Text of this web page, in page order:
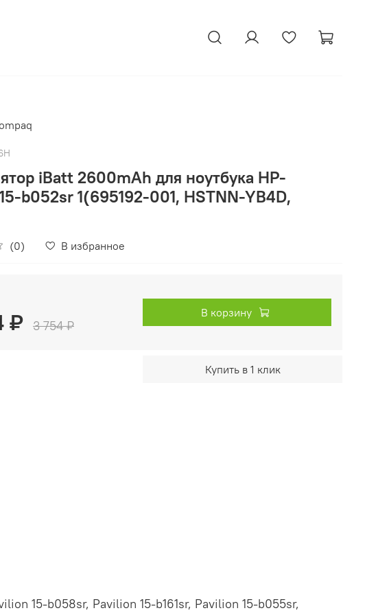
iBatt 2600mAh для ноутбука HP-
b052sr 1(695192-001, HSTNN-YB4D,
(0) В избранное
₽ 3 754 ₽
В корзину
Купить в 1 клик
15-b058sr, Pavilion 15-b161sr, Pavilion 15-b055sr,